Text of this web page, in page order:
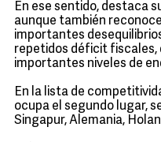
En ese sentido, destaca
aunque también
importantes
repetidos déficit fiscales,
importantes niveles de
En la lista de
ocupa el segundo lugar,
Singapur, Alemania,